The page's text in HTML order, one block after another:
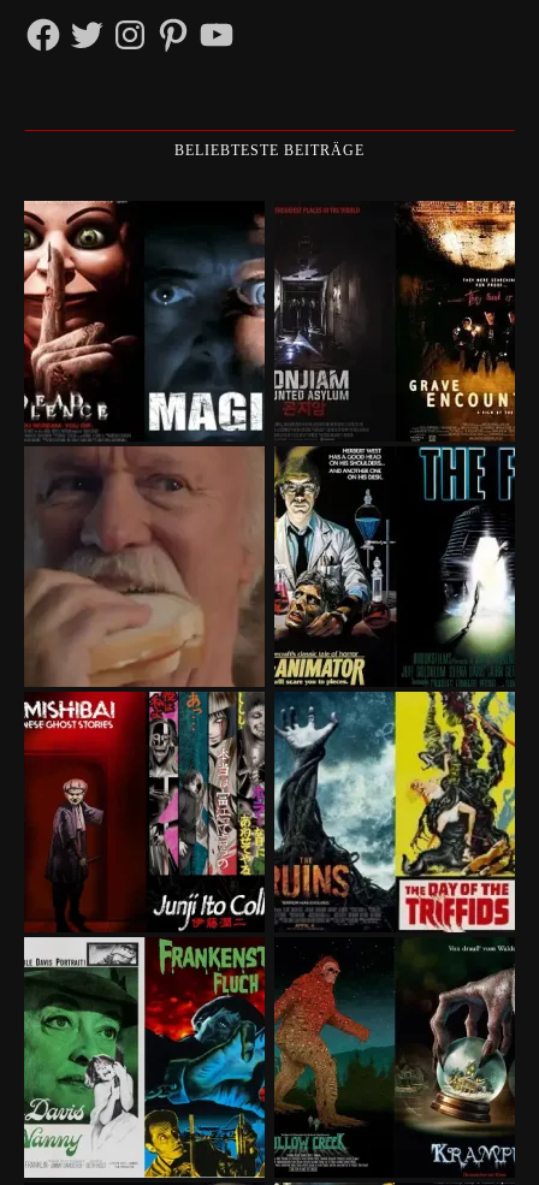
FacebookTwitterInstagramPinterestYouTube
BELIEBTESTE BEITRÄGE